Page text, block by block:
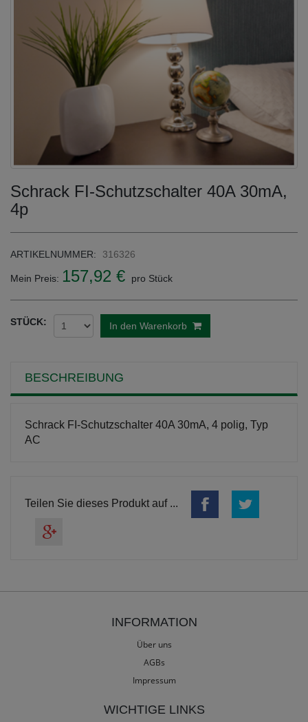
Schrack FI-Schutzschalter 40A 30mA,
4p
ARTIKELNUMMER: 316326
Mein Preis: 157,92 € pro Stück
STÜCK: In den Warenkorb
BESCHREIBUNG
Schrack FI-Schutzschalter 40A 30mA, 4 polig, Typ
AC
Teilen Sie dieses Produkt auf ...
INFORMATION
Über uns
AGBs
Impressum
WICHTIGE LINKS